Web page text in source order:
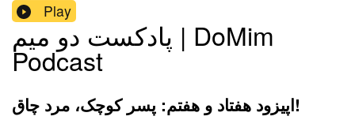
Play
پادکست دو میم | DoMim
Podcast
اپیزود هفتاد و هفتم: پسر کوچک، مرد چاق!